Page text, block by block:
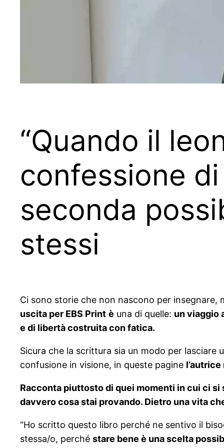
“Quando il
confessione
seconda
stessi
Ci sono storie che non nascono per insegnare,
uscita per EBS Print è una di quelle: un viaggio
e di libertà costruita con fatica.
Sicura che la scrittura sia un modo per
confusione in visione, in queste pagine
Racconta piuttosto di quei momenti in cui ci
davvero cosa stai provando. Dietro una vita
“Ho scritto questo libro perché ne sentivo il
stessa/o, perché stare bene è una scelta